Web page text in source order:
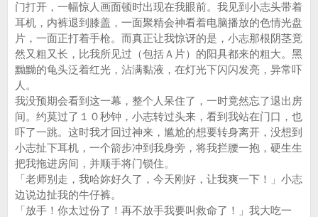
门打开，一幅惊人画面顿时出现在我眼前。我见到小志头带着
耳机，内裤退到膝盖，一面聚精会神看着电脑播放的色情光盘
片，一面正打着手枪。而真正让我惊讶的是，小志那根阴茎竟
然又粗又长，比我所见过（包括Ａ片）的阳具都来的粗大。黑
黝黝的龟头泛着红光，沾满黏液，在灯光下闪闪发亮，异常吓
人。
我没预期会看到这一幕，整个人呆住了，一时竟然忘了退出房
间。约莫过了１０秒钟，小志转过头来，看到我站在门口，也
吓了一跳。这时我才回过神来，尴尬的想要转身离开，没想到
小志扯下耳机，一个箭步冲到我身旁，将我拦腰一抱，硬生生
把我拖进房间，并顺手将门锁住。
「老师别走，我哈妳好久了，今天刚好，让我爽一下！」小志
边说边扯我的牛仔裤。
「放手！你太过份了！再不放手我要叫救命了！」我大吃一